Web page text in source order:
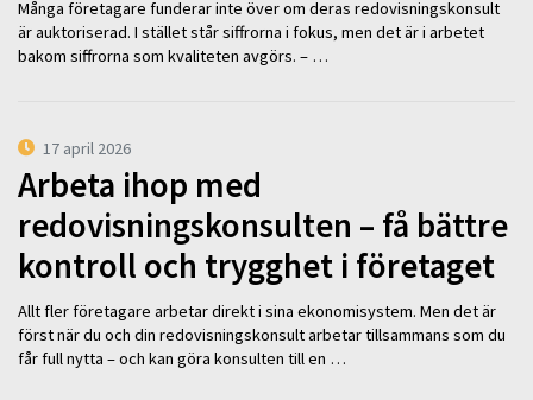
Många företagare funderar inte över om deras redovisningskonsult
är auktoriserad. I stället står siffrorna i fokus, men det är i arbetet
bakom siffrorna som kvaliteten avgörs. – …
17 april 2026
Arbeta ihop med
redovisningskonsulten – få bättre
kontroll och trygghet i företaget
Allt fler företagare arbetar direkt i sina ekonomisystem. Men det är
först när du och din redovisningskonsult arbetar tillsammans som du
får full nytta – och kan göra konsulten till en …